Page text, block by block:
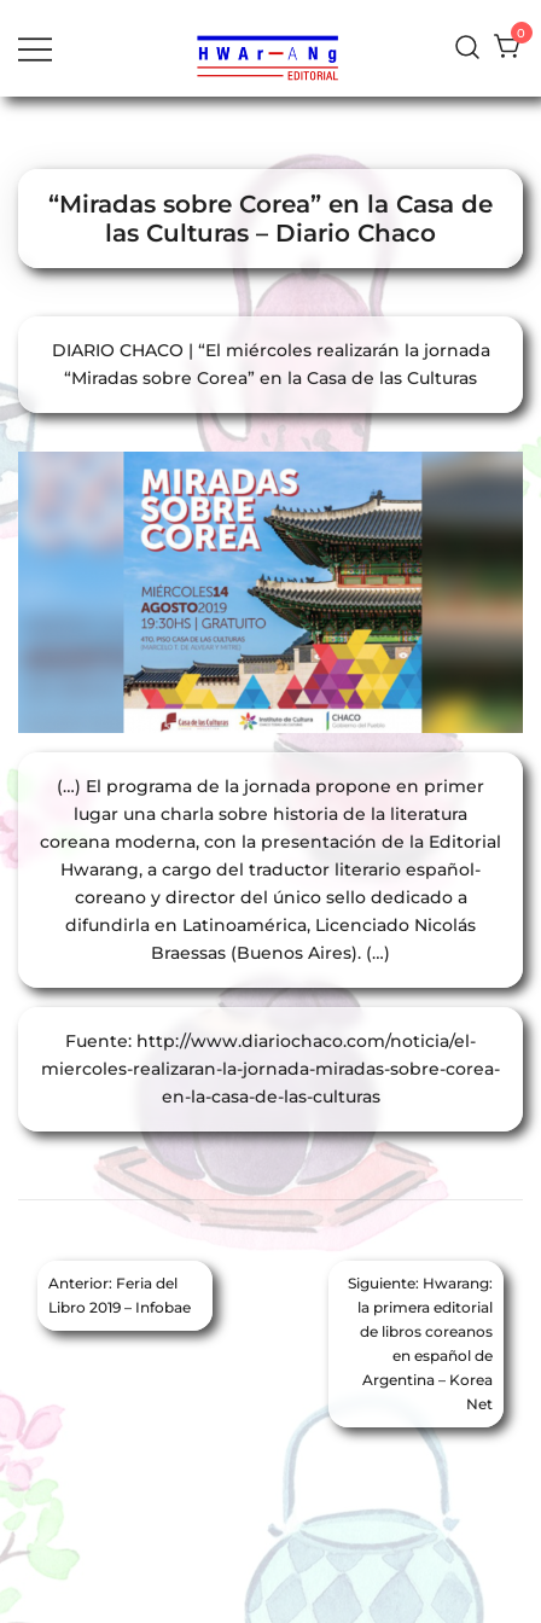
contenido
0
“Miradas sobre Corea” en la Casa de
las Culturas – Diario Chaco
DIARIO CHACO | “El miércoles realizarán la jornada
“Miradas sobre Corea” en la Casa de las Culturas
(…) El programa de la jornada propone en primer
lugar una charla sobre historia de la literatura
coreana moderna, con la presentación de la Editorial
Hwarang, a cargo del traductor literario español-
coreano y director del único sello dedicado a
difundirla en Latinoamérica, Licenciado Nicolás
Braessas (Buenos Aires). (…)
Fuente: http://www.diariochaco.com/noticia/el-
miercoles-realizaran-la-jornada-miradas-sobre-corea-
en-la-casa-de-las-culturas
Navegación
de
entradas
Anterior: Feria del
Libro 2019 – Infobae
Siguiente: Hwarang:
la primera editorial
de libros coreanos
en español de
Argentina – Korea
Net